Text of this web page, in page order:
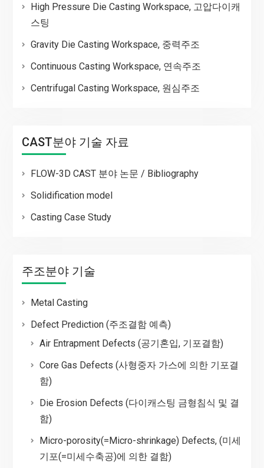
High Pressure Die Casting Workspace, 고압다이캐
스팅
Gravity Die Casting Workspace, 중력주조
Continuous Casting Workspace, 연속주조
Centrifugal Casting Workspace, 원심주조
CAST분야 기술 자료
FLOW-3D CAST 분야 논문 / Bibliography
Solidification model
Casting Case Study
주조분야 기술
Metal Casting
Defect Prediction (주조결함 예측)
Air Entrapment Defects (공기혼입, 기포결함)
Core Gas Defects (사형중자 가스에 의한 기포결
함)
Die Erosion Defects (다이캐스팅 금형침식 및 결
함)
Micro-porosity(=Micro-shrinkage) Defects, (미세
기포(=미세수축공)에 의한 결함)